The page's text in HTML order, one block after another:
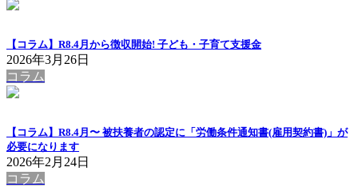
【コラム】R8.4月から徴収開始! 子ども・子育て支援金
2026年3月26日
コラム
【コラム】R8.4月〜 被扶養者の認定に「労働条件通知書(雇用契約書)」が
必要になります
2026年2月24日
コラム